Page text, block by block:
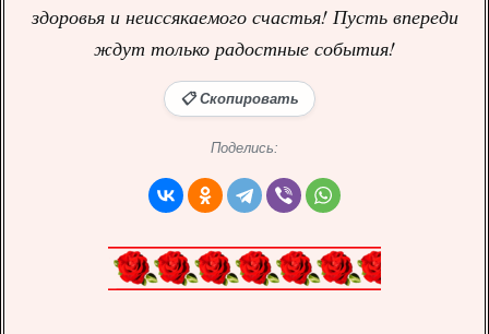
здоровья и неиссякаемого счастья! Пусть впереди
ждут только радостные события!
📋 Скопировать
Поделись: